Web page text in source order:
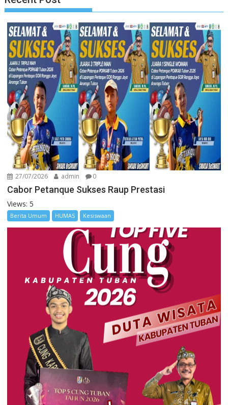
27/07/2026 admin 0
Cabor Petanque Sukses Raup Prestasi
Views: 5
Berita Umum HUMAS Kesiswaan